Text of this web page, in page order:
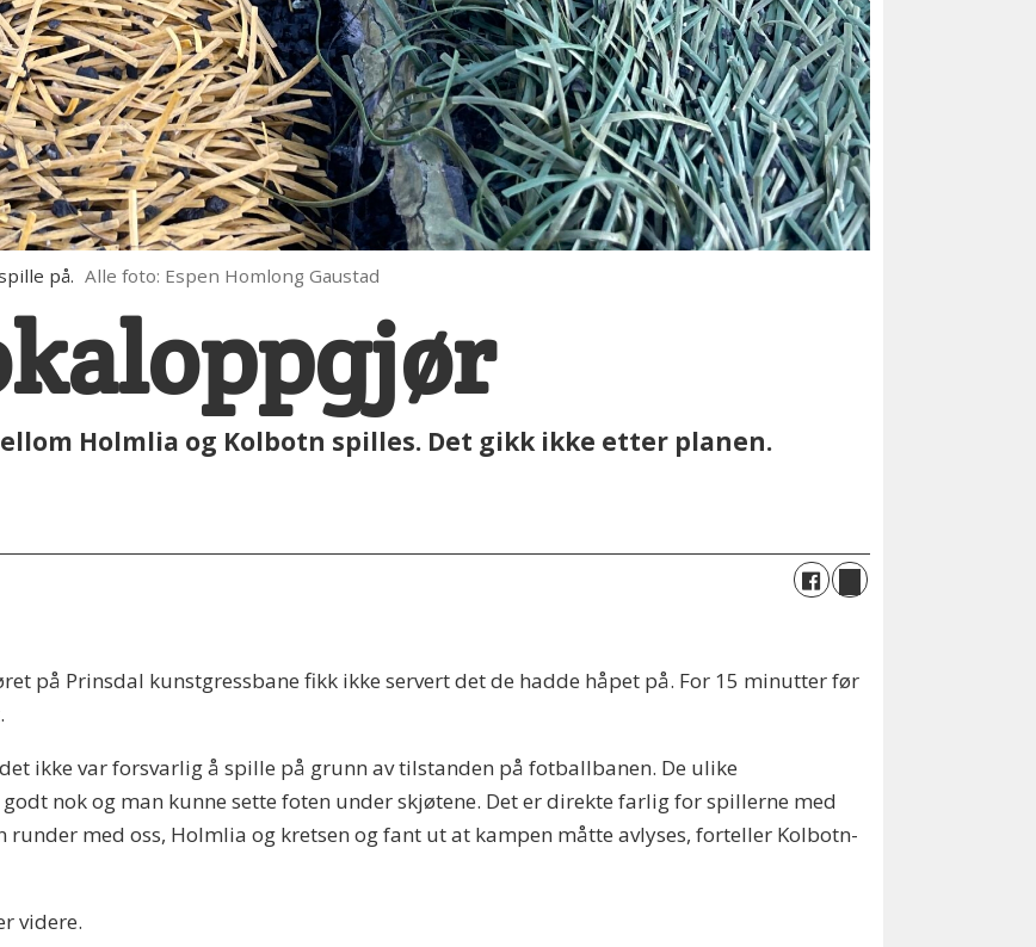
på. Alle foto: Espen Homlong Gaustad
Holmlia og Kolbotn spilles. Det gikk ikke etter planen.
på Prinsdal kunstgressbane fikk ikke servert det de hadde håpet på. For 15 minutter før
ikke var forsvarlig å spille på grunn av tilstanden på fotballbanen. De ulike
nok og man kunne sette foten under skjøtene. Det er direkte farlig for spillerne med
runder med oss, Holmlia og kretsen og fant ut at kampen måtte avlyses, forteller Kolbotn-
videre.